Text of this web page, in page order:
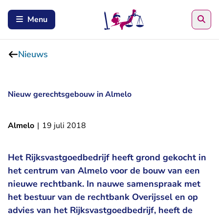
Menu
Nieuws
Nieuw gerechtsgebouw in Almelo
Almelo | 19 juli 2018
Het Rijksvastgoedbedrijf heeft grond gekocht in
het centrum van Almelo voor de bouw van een
nieuwe rechtbank. In nauwe samenspraak met
het bestuur van de rechtbank Overijssel en op
advies van het Rijksvastgoedbedrijf, heeft de